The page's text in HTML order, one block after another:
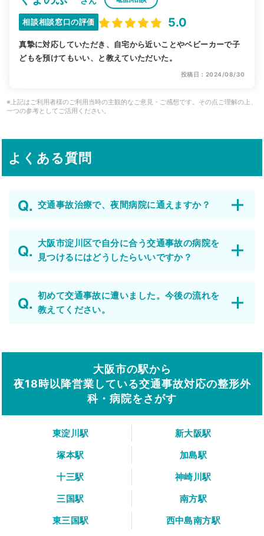
相談相談窓口の評価 5.0
真摯に対応していただき、自宅から近いことやベビーカーで子
どもを預けてもいい、と教えていただいた。
投稿日：2024/08/30
※上記はご利用者様のご利用当時の主観的なご意見・ご感想です。その点ご理解の上、
一つの参考としてご活用ください。
よくある質問
交通事故治療で、夜間病院に通えますか？
大阪市淀川区で自分に合う交通事故の病院を
見つけるにはどうしたらいいですか？
初めて交通事故に遭いました。今後の流れを
教えてください。
大阪市の駅から
夜18時以降営業している交通事故対応の整形外
科・病院をさがす
東淀川駅
新大阪駅
塚本駅
加島駅
十三駅
神崎川駅
三国駅
南方駅
東三国駅
西中島南方駅